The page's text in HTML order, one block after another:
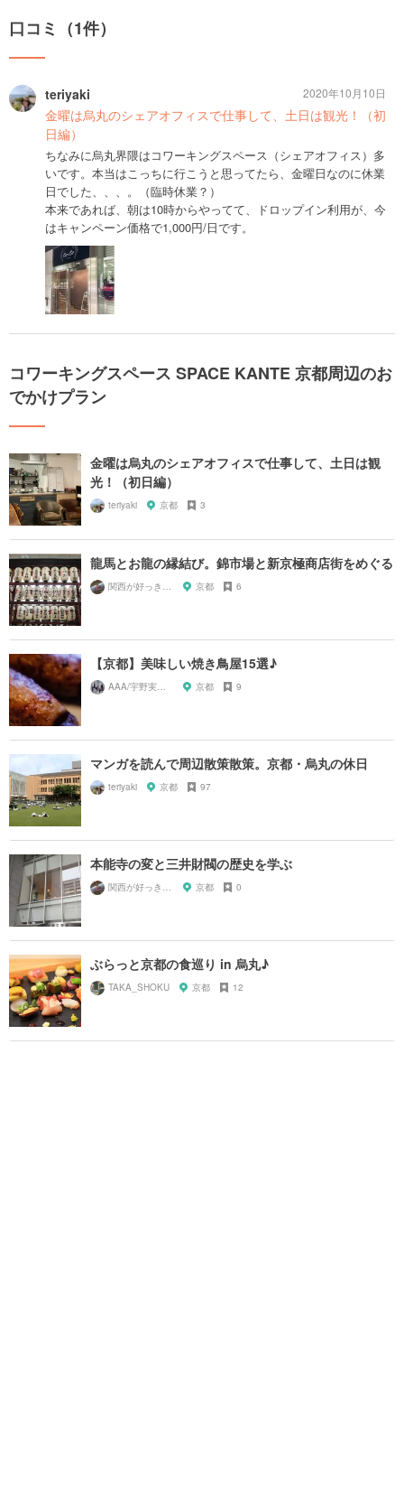
口コミ（1件）
teriyaki
金曜は烏丸のシェアオフィスで仕事して、土日は観光！（初
日編）
ちなみに烏丸界隈はコワーキングスペース（シェアオフィス）多
いです。本当はこっちに行こうと思ってたら、金曜日なのに休業
日でした、、、。（臨時休業？）
本来であれば、朝は10時からやってて、ドロップイン利用が、今
はキャンペーン価格で1,000円/日です。
2020年10月10日
コワーキングスペース SPACE KANTE 京都周辺のお
でかけプラン
金曜は烏丸のシェアオフィスで仕事して、土日は観
光！（初日編）
teriyaki 京都 3
龍馬とお龍の縁結び。錦市場と新京極商店街をめぐる
関西が好っきゃねん 京都 6
【京都】美味しい焼き鳥屋15選♪
AAA/宇野実彩子推し 京都 9
マンガを読んで周辺散策散策。京都・烏丸の休日
teriyaki 京都 97
本能寺の変と三井財閥の歴史を学ぶ
関西が好っきゃねん 京都 0
ぶらっと京都の食巡り in 烏丸♪
TAKA_SHOKU 京都 12